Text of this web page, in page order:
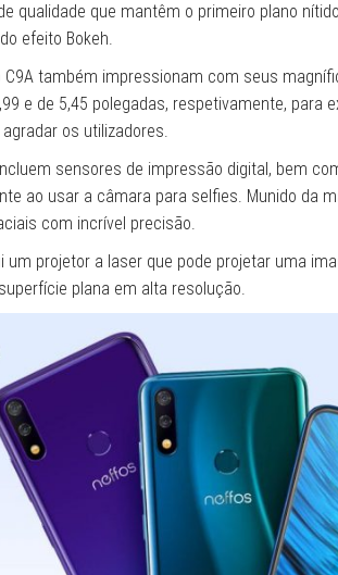
qualidade que mantêm o primeiro plano
efeito Bokeh.
C9A também impressionam com seus
e de 5,45 polegadas, respetivamente, para
os utilizadores.
sensores de impressão digital, bem
ao usar a câmara para selfies. Munido da
com incrível precisão.
um projetor a laser que pode projetar uma
plana em alta resolução.